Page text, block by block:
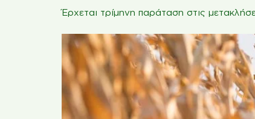
Έρχεται τρίμηνη παράταση στις